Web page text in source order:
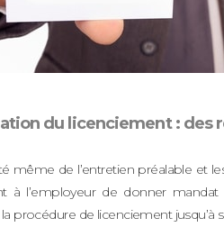
du licenciement : des
même de l’entretien préalable et
à l’employeur de donner
procédure de licenciement jusqu’à